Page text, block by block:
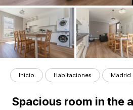
Inicio Habitaciones Madrid
Spacious room in the